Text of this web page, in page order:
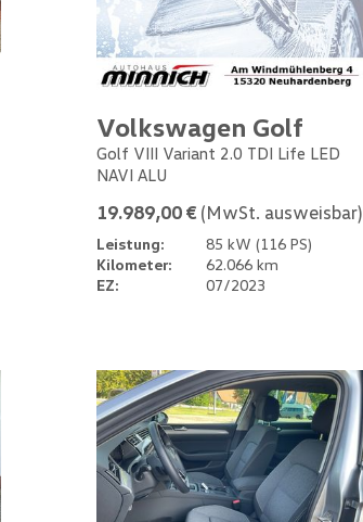
Volkswagen Golf
Golf VIII Variant 2.0 TDI Life LED
NAVI ALU
19.989,00 € (MwSt. ausweisbar)
Leistung:
85 kW (116 PS)
Kilometer:
62.066 km
EZ:
07/2023